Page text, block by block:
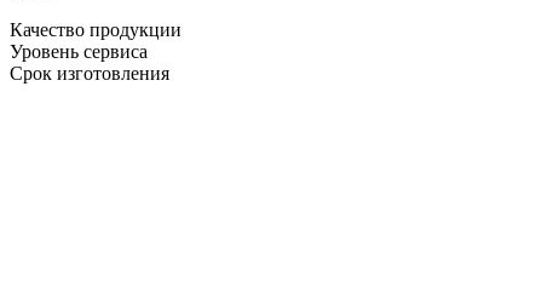
Качество продукции
Уровень сервиса
Срок изготовления